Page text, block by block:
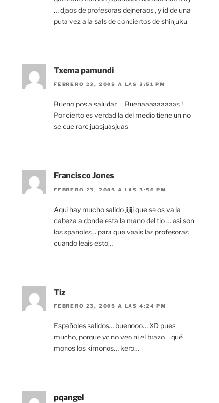
… djaos de profesoras dejneraos , y id de una
puta vez a la sals de conciertos de shinjuku
Txema pamundi
FEBRERO 23, 2005 A LAS 3:51 PM
Bueno pos a saludar … Buenaaaaaaaaas !
Por cierto es verdad la del medio tiene un no
se que raro juasjuasjuas
Francisco Jones
FEBRERO 23, 2005 A LAS 3:56 PM
Aqui hay mucho salido jijiji que se os va la
cabeza a donde esta la mano del tio … asi son
los spañoles .. para que veais las profesoras
cuando leais esto…
Tiz
FEBRERO 23, 2005 A LAS 4:24 PM
Españoles salidos… buenooo… XD pues
mucho, porque yo no veo ni el brazo… qué
monos los kimonos… kero…
pqangel